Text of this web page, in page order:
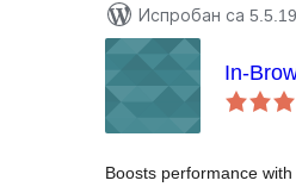
Испробан са 5.5.19
In-
Boosts performance